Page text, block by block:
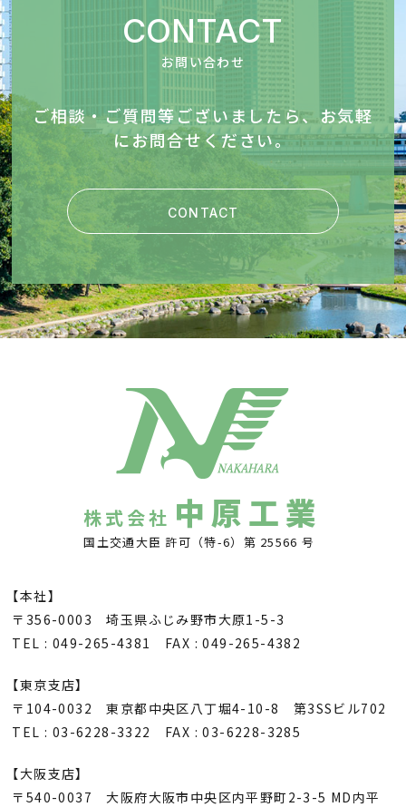
CONTACT
お問い合わせ
ご相談・ご質問等ございましたら、お気軽
にお問合せください。
CONTACT
株式会社 中原工業
国土交通大臣 許可（特-6）第 25566 号
【本社】
〒356-0003 埼玉県ふじみ野市大原1-5-3
TEL : 049-265-4381 FAX : 049-265-4382
【東京支店】
〒104-0032 東京都中央区八丁堀4-10-8 第3SSビル702
TEL : 03-6228-3322 FAX : 03-6228-3285
【大阪支店】
〒540-0037 大阪府大阪市中央区内平野町2-3-5 MD内平